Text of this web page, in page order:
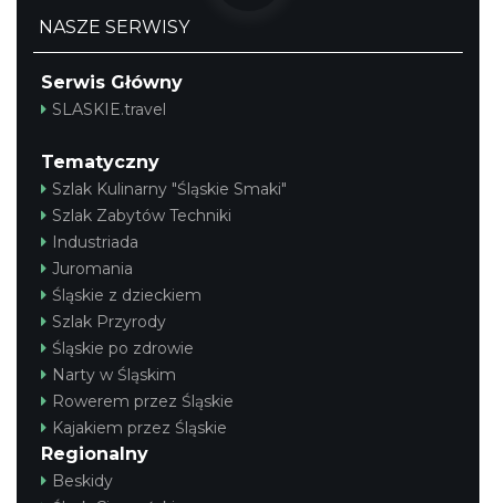
NASZE SERWISY
Serwis Główny
SLASKIE.travel
Tematyczny
Szlak Kulinarny "Śląskie Smaki"
Szlak Zabytów Techniki
Industriada
Juromania
Śląskie z dzieckiem
Szlak Przyrody
Śląskie po zdrowie
Narty w Śląskim
Rowerem przez Śląskie
Kajakiem przez Śląskie
Regionalny
Beskidy